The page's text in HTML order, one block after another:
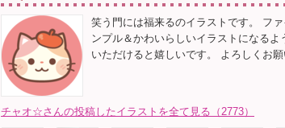
笑う門には福来るのイラストです。 フ
ンプル＆かわいらしいイラストになる
いただけると嬉しいです。 よろしくお願
チャオ☆さんの投稿したイラストを全て見る（2773）